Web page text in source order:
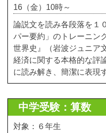
16（金）10時～
論説文を読み各段落を１
パー要約」のトレーニン
世界史』（岩波ジュニア
経済に関する本格的な評
に読み解き、簡潔に表現
中学受験：算数
対象：６年生